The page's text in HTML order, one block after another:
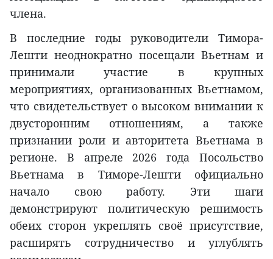
члена.
В последние годы руководители Тимора-
Лешти неоднократно посещали Вьетнам и
принимали участие в крупных
мероприятиях, организованных Вьетнамом,
что свидетельствует о высоком внимании к
двусторонним отношениям, а также
признании роли и авторитета Вьетнама в
регионе. В апреле 2026 года Посольство
Вьетнама в Тиморе-Лешти официально
начало свою работу. Эти шаги
демонстрируют политическую решимость
обеих сторон укреплять своё присутствие,
расширять сотрудничество и углублять